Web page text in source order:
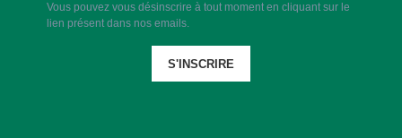
Vous pouvez vous désinscrire à tout moment en cliquant sur le
lien présent dans nos emails.
S'INSCRIRE